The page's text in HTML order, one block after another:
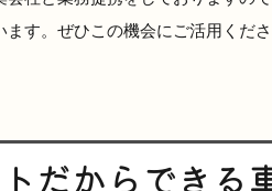
ます。ぜひこの機会にご活用くださ
だからできる